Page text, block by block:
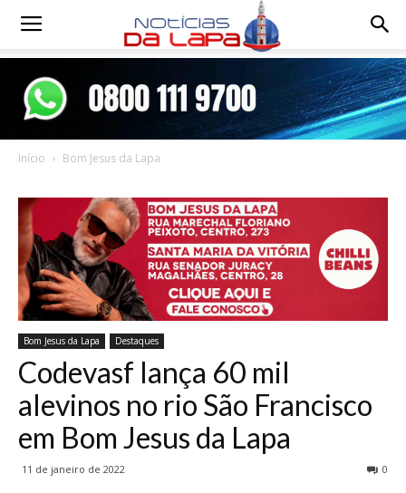
Notícias
Início Bom Jesus da Lapa
Bom Jesus da Lapa Destaques
Codevasf lança 60 mil
alevinos no rio São Francisco
em Bom Jesus da Lapa
11 de janeiro de 2022 0